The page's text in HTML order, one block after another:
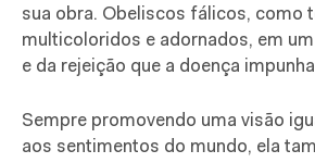
sua obra. Obeliscos fálicos, como
multicoloridos e adornados, em
e da rejeição que a doença
Sempre promovendo uma visão
aos sentimentos do mundo, ela